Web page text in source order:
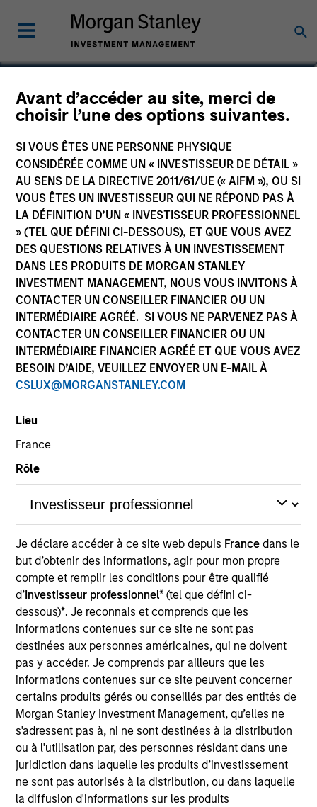
Avant d’accéder au site, merci de
choisir l’une des options suivantes.
SI VOUS ÊTES UNE PERSONNE PHYSIQUE
CONSIDÉRÉE COMME UN « INVESTISSEUR DE DÉTAIL »
AU SENS DE LA DIRECTIVE 2011/61/UE (« AIFM »), OU SI
VOUS ÊTES UN INVESTISSEUR QUI NE RÉPOND PAS À
LA DÉFINITION D’UN « INVESTISSEUR PROFESSIONNEL
» (TEL QUE DÉFINI CI-DESSOUS), ET QUE VOUS AVEZ
DES QUESTIONS RELATIVES À UN INVESTISSEMENT
DANS LES PRODUITS DE MORGAN STANLEY
INVESTMENT MANAGEMENT, NOUS VOUS INVITONS À
CONTACTER UN CONSEILLER FINANCIER OU UN
INTERMÉDIAIRE AGRÉÉ. SI VOUS NE PARVENEZ PAS À
CONTACTER UN CONSEILLER FINANCIER OU UN
INTERMÉDIAIRE FINANCIER AGRÉÉ ET QUE VOUS AVEZ
BESOIN D’AIDE, VEUILLEZ ENVOYER UN E-MAIL À
CSLUX@MORGANSTANLEY.COM
Lieu
France
Rôle
Je déclare accéder à ce site web depuis France dans le
but d’obtenir des informations, agir pour mon propre
compte et remplir les conditions pour être qualifié
d’Investisseur professionnel*(tel que défini ci-
dessous)*. Je reconnais et comprends que les
informations contenues sur ce site ne sont pas
destinées aux personnes américaines, qui ne doivent
pas y accéder. Je comprends par ailleurs que les
informations contenues sur ce site peuvent concerner
certains produits gérés ou conseillés par des entités de
Morgan Stanley Investment Management, qu’elles ne
s'adressent pas à, ni ne sont destinées à la distribution
ou à l'utilisation par, des personnes résidant dans une
juridiction dans laquelle les produits d’investissement
ne sont pas autorisés à la distribution, ou dans laquelle
la diffusion d'informations sur les produits
Thomas Kamei
Executive Director
Years
Counterpoint Global
Thomas Kamei is an investor for Counterpoint
Global. He joined Morgan Stanley in 2012 and has
14 years of investment experience. Thomas leads
the Tailwinds Strategy and Sustainability Research
for Counterpoint Global. He was a Fellow at The
Aspen Institute in 2015 and was previously at
Kleiner Perkins Caufield & Byers where he analyzed
late stage private technology businesses for the
Green Technology Growth Fund. Thomas received a
B.S. in architectural studies from the University of
Southern California.